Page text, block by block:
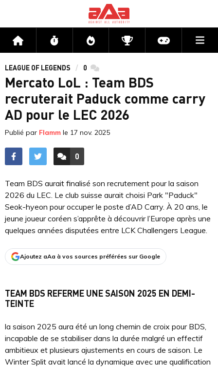
Accueil Flux Directs CompétitionsActu jeux
LEAGUE OF LEGENDS 0 commentaires
Mercato LoL : Team BDS
recruterait Paduck comme carry
AD pour le LEC 2026
Publié par Flamm le 17 nov. 2025
ACCÉDER AUX
0
COMMENTAIRES
Team BDS aurait finalisé son recrutement pour la saison
2026 du LEC. Le club suisse aurait choisi Park "Paduck"
Seok-hyeon pour occuper le poste d’AD Carry. À 20 ans, le
jeune joueur coréen s’apprête à découvrir l’Europe après une
quelques années disputées entre LCK Challengers League.
Ajoutez aAa à vos sources préférées sur Google
TEAM BDS REFERME UNE SAISON 2025 EN DEMI-
TEINTE
la saison 2025 aura été un long chemin de croix pour BDS,
incapable de se stabiliser dans la durée malgré un effectif
ambitieux et plusieurs ajustements en cours de saison. Le
Winter Split avait lancé la dynamique avec une qualification